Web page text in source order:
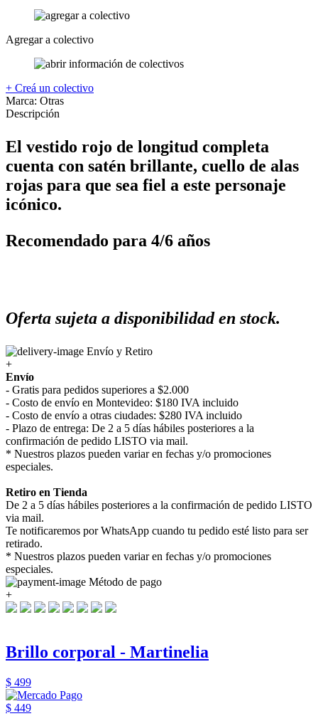
Agregar a colectivo
+ Creá un colectivo
Marca: Otras
Descripción
El vestido rojo de longitud completa
cuenta con satén brillante, cuello de alas
rojas para que sea fiel a este personaje
icónico.
Recomendado para 4/6 años
Oferta sujeta a disponibilidad en stock.
Envío y Retiro
+
Envío
- Gratis para pedidos superiores a $2.000
- Costo de envío en Montevideo: $180 IVA incluido
- Costo de envío a otras ciudades: $280 IVA incluido
- Plazo de entrega: De 2 a 5 días hábiles posteriores a la
confirmación de pedido LISTO via mail.
* Nuestros plazos pueden variar en fechas y/o promociones
especiales.
Retiro en Tienda
De 2 a 5 días hábiles posteriores a la confirmación de pedido LISTO
via mail.
Te notificaremos por WhatsApp cuando tu pedido esté listo para ser
retirado.
* Nuestros plazos pueden variar en fechas y/o promociones
especiales.
Método de pago
+
Brillo corporal - Martinelia
$ 499
$ 449